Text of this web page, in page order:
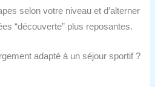
selon votre niveau et d’alterner
“découverte” plus reposantes.
adapté à un séjour sportif ?